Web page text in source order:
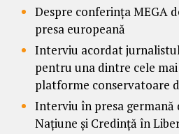
Despre conferința MEGA
presa europeană
Interviu acordat
pentru una dintre cele
platforme conservatoare
Interviu în presa germană
Națiune și Credință în